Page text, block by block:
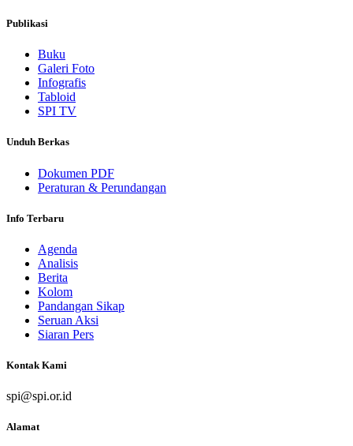
Publikasi
Buku
Galeri Foto
Infografis
Tabloid
SPI TV
Unduh Berkas
Dokumen PDF
Peraturan & Perundangan
Info Terbaru
Agenda
Analisis
Berita
Kolom
Pandangan Sikap
Seruan Aksi
Siaran Pers
Kontak Kami
spi@spi.or.id
Alamat